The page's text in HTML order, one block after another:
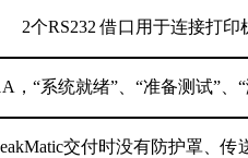
2个RS232借口用于连接打印
， “系统就绪”、 “准备测试”、 “
交付时没有防护罩、传